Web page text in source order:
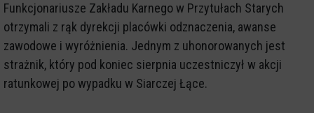
Funkcjonariusze Zakładu Karnego w Przytułach Starych
otrzymali z rąk dyrekcji placówki odznaczenia, awanse
zawodowe i wyróżnienia. Jednym z uhonorowanych jest
strażnik, który pod koniec sierpnia uczestniczył w akcji
ratunkowej po wypadku w Siarczej Łące.